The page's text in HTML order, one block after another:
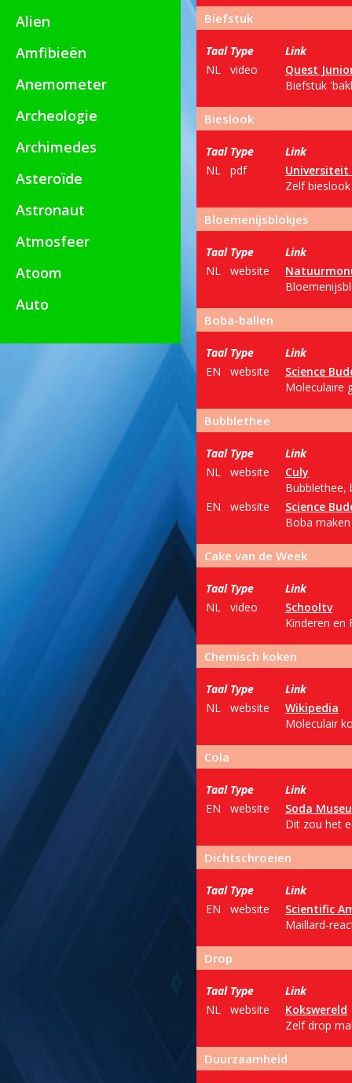
Alien
Amfibieën
Anemometer
Archeologie
Archimedes
Asteroïde
Astronaut
Atmosfeer
Atoom
Auto
Biefstuk
Taal Type
Link
NL
video
Quest
Biefstuk
Bieslook
Taal Type
Link
NL
pdf
Zelf
Bloemenijsblokjes
Taal Type
Link
NL
website
Boba-ballen
Taal Type
Link
EN
website
Science
Moleculaire
Bubblethee
Taal Type
Link
NL
website
Culy
Bubblethee,
EN
website
Science
Boba
Cake van de Week
Taal Type
Link
NL
video
Schooltv
Kinderen en
Chemisch koken
Taal Type
Link
NL
website
Wikipedia
Moleculair
Cola
Taal Type
Link
EN
website
Soda
Dit zou het
Dichtschroeien
Taal Type
Link
EN
website
Scientific
Maillard-
Drop
Taal Type
Link
NL
website
Kokswereld
Zelf drop
Duurzaamheid